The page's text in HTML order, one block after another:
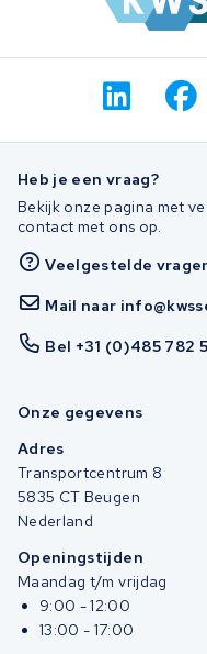
Heb je een vraag?
Bekijk onze pagina met
contact met ons op.
Veelgestelde
Mail naar
Bel +31 (0)485 782
Onze gegevens
Adres
Transportcentrum 8
5835 CT Beugen
Nederland
Openingstijden
Maandag t/m vrijdag
9:00 - 12:00
13:00 - 17:00